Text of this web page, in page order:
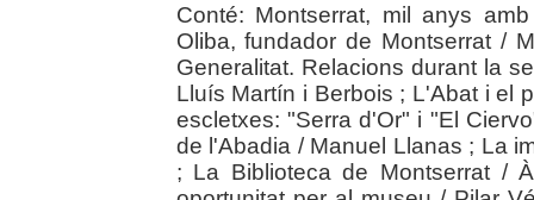
Conté: Montserrat, mil anys
Oliba, fundador de Montserrat /
Generalitat. Relacions durant la
Lluís Martín i Berbois ; L'Abat i el
escletxes: "Serra d'Or" i "El
de l'Abadia / Manuel Llanas ; La
; La Biblioteca de Montserrat /